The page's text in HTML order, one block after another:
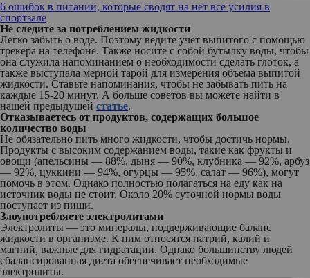
6 ошибок в питании, которые сводят на нет все усилия в
спортзале
Не следите за потреблением жидкости
Легко забыть о воде. Поэтому ведите учет выпитого с помощью
трекера на телефоне. Также носите с собой бутылку воды, чтобы
она служила напоминанием о необходимости сделать глоток, а
также выступала мерной тарой для измерения объема выпитой
жидкости. Ставьте напоминания, чтобы не забывать пить на
каждые 15-20 минут. А больше советов вы можете найти в
нашей предыдущей статье.
Отказываетесь от продуктов, содержащих большое
количество воды
Не обязательно пить много жидкости, чтобы достичь нормы.
Продукты с высоким содержанием воды, такие как фрукты и
овощи (апельсины — 88%, дыня — 90%, клубника — 92%, арбуз
— 92%, цуккини — 94%, огурцы — 95%, салат — 96%), могут
помочь в этом. Однако полностью полагаться на еду как на
источник воды не стоит. Около 20% суточной нормы воды
поступает из пищи.
Злоупотребляете электролитами
Электролиты — это минералы, поддерживающие баланс
жидкости в организме. К ним относятся натрий, калий и
магний, важные для гидратации. Однако большинству людей
сбалансированная диета обеспечивает необходимые
электролиты.